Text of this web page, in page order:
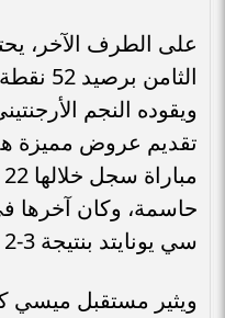
على الطرف الآخر،
الثامن
ويقوده النجم
حاسمة، وكان آخرها
سي يونايتد بنتيجة 3-2 حيث وقع على هدفين.
ويثير مستقبل ميسي